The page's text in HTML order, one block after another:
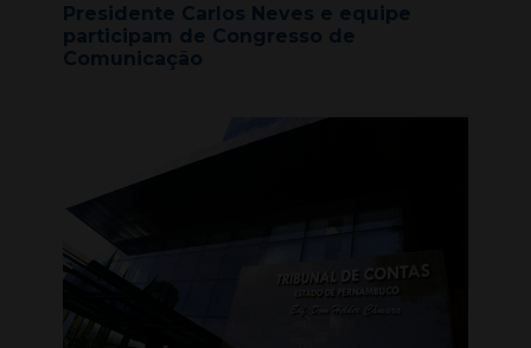
Presidente Carlos Neves e equipe
participam de Congresso de
Comunicação